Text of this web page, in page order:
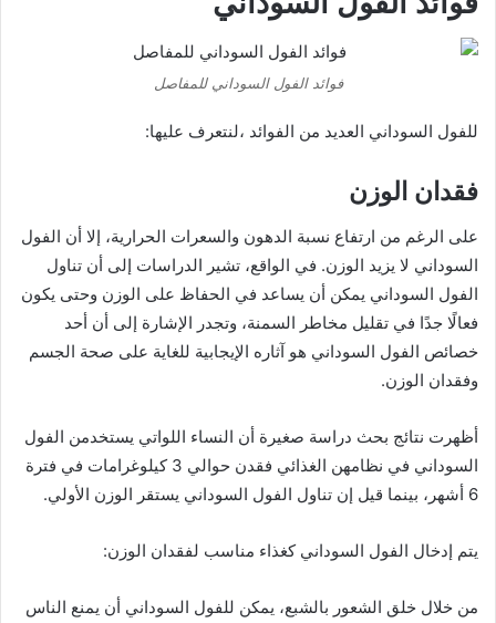
فوائد الفول السوداني للمفاصل
للفول السوداني العديد من الفوائد ،لنتعرف عليها:
فقدان الوزن
على الرغم من ارتفاع نسبة الدهون والسعرات الحرارية، إلا أن الفول
السوداني لا يزيد الوزن. في الواقع، تشير الدراسات إلى أن تناول
الفول السوداني يمكن أن يساعد في الحفاظ على الوزن وحتى يكون
فعالًا جدًا في تقليل مخاطر السمنة، وتجدر الإشارة إلى أن أحد
خصائص الفول السوداني هو آثاره الإيجابية للغاية على صحة الجسم
وفقدان الوزن.
أظهرت نتائج بحث دراسة صغيرة أن النساء اللواتي يستخدمن الفول
السوداني في نظامهن الغذائي فقدن حوالي 3 كيلوغرامات في فترة
6 أشهر، بينما قيل إن تناول الفول السوداني يستقر الوزن الأولي.
يتم إدخال الفول السوداني كغذاء مناسب لفقدان الوزن:
من خلال خلق الشعور بالشبع، يمكن للفول السوداني أن يمنع الناس